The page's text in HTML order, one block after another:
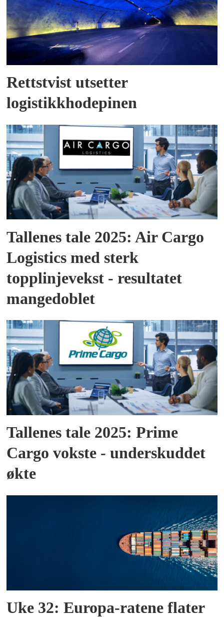
Rettstvist utsetter
logistikkhodepinen
Tallenes tale 2025: Air Cargo
Logistics med sterk
topplinjevekst - resultatet
mangedoblet
Tallenes tale 2025: Prime
Cargo vokste - underskuddet
økte
Uke 32: Europa-ratene flater